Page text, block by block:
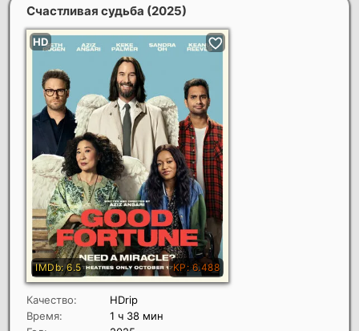
Счастливая судьба (2025)
Качество:
HDrip
Время:
1 ч 38 мин